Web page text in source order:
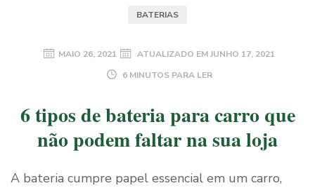
BATERIAS
MAIO 26, 2021 ATUALIZADO EMJUNHO 17, 2021
6 MINUTOS PARA LER
6 tipos de bateria para carro que
não podem faltar na sua loja
A bateria cumpre papel essencial em um carro,